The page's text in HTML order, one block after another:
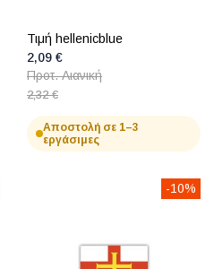
Τιμή hellenicblue
2,09 €
Προτ. Λιανική
2,32 €
Αποστολή σε 1–3
εργάσιμες
-10%